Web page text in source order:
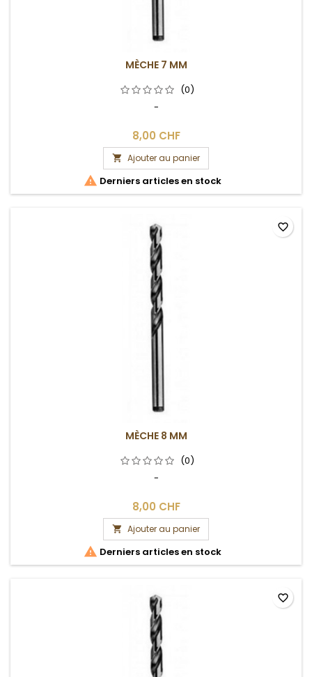
MÈCHE 7 MM
(0)
-
8,00 CHF
 Ajouter au panier
 Derniers articles en stock
MÈCHE 8 MM
(0)
-
8,00 CHF
 Ajouter au panier
 Derniers articles en stock
favorite_border
favorite_border